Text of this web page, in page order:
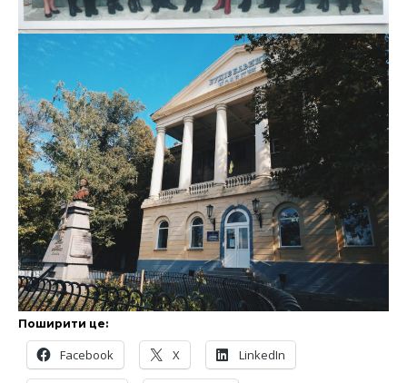
Поширити це:
Facebook X LinkedIn